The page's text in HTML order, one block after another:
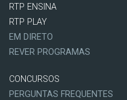
RTP ENSINA
RTP PLAY
EM DIRETO
REVER PROGRAMAS
CONCURSOS
PERGUNTAS FREQUENTES